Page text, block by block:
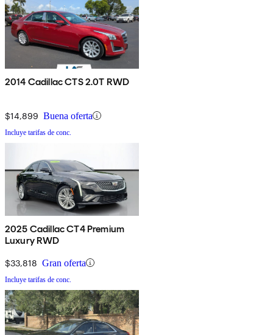
2014 Cadillac CTS 2.0T RWD
$14,899 Buena oferta
Incluye tarifas de conc.
2025 Cadillac CT4 Premium
Luxury RWD
$33,818 Gran oferta
Incluye tarifas de conc.